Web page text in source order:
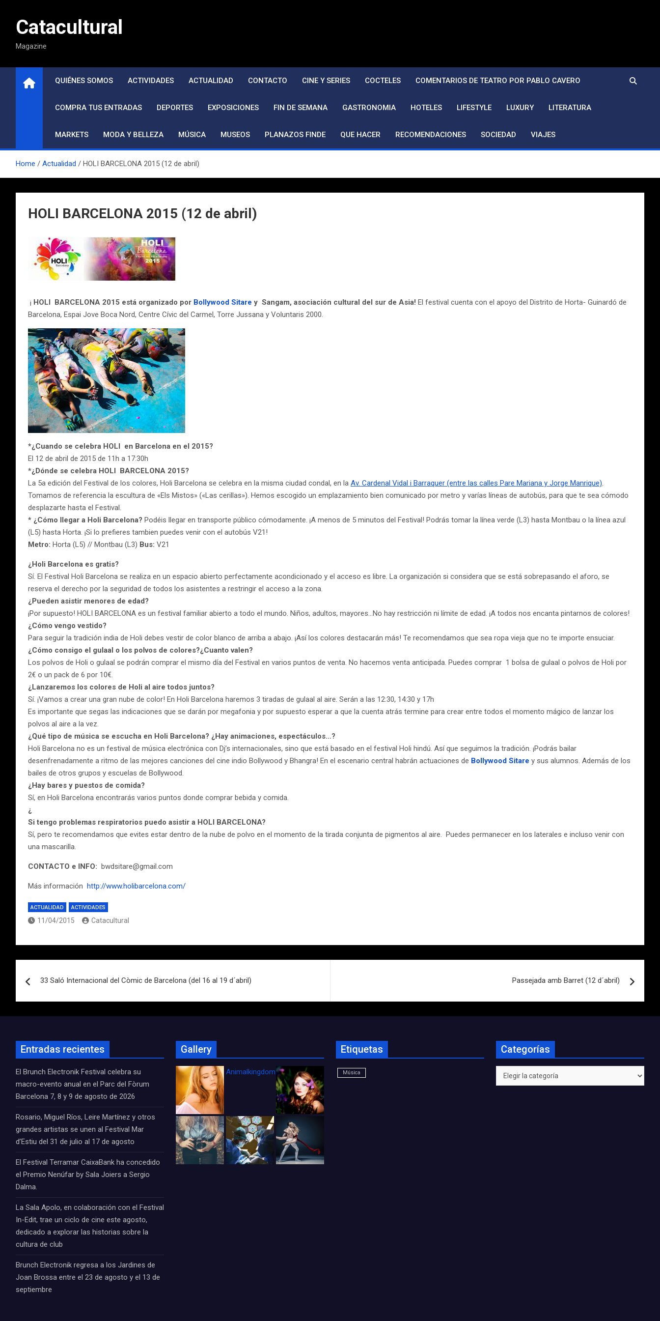
contenidoCatacultural
Magazine
QUIÉNES SOMOS ACTIVIDADES ACTUALIDAD CONTACTO CINE Y SERIES COCTELES COMENTARIOS DE TEATRO POR PABLO CAVERO
COMPRA TUS ENTRADAS DEPORTES EXPOSICIONES FIN DE SEMANA GASTRONOMIA HOTELES LIFESTYLE LUXURY LITERATURA
MARKETS MODA Y BELLEZA MÚSICA MUSEOS PLANAZOS FINDE QUE HACER RECOMENDACIONES SOCIEDAD VIAJES
Home Actualidad HOLI BARCELONA 2015 (12 de abril)
HOLI BARCELONA 2015 (12 de abril)
¡ HOLI BARCELONA 2015 está organizado por Bollywood Sitare y Sangam, asociación cultural del sur de Asia! El festival cuenta con el apoyo del Distrito de Horta- Guinardó de
Barcelona, Espai Jove Boca Nord, Centre Cívic del Carmel, Torre Jussana y Voluntaris 2000.
*¿Cuando se celebra HOLI en Barcelona en el 2015?
El 12 de abril de 2015 de 11h a 17:30h
*¿Dónde se celebra HOLI BARCELONA 2015?
La 5a edición del Festival de los colores, Holi Barcelona se celebra en la misma ciudad condal, en la Av. Cardenal Vidal i Barraquer (entre las calles Pare Mariana y Jorge Manrique).
Tomamos de referencia la escultura de «Els Mistos» («Las cerillas»). Hemos escogido un emplazamiento bien comunicado por metro y varías líneas de autobús, para que te sea cómodo
desplazarte hasta el Festival.
* ¿Cómo llegar a Holi Barcelona? Podéis llegar en transporte público cómodamente. ¡A menos de 5 minutos del Festival! Podrás tomar la línea verde (L3) hasta Montbau o la línea azul
(L5) hasta Horta. ¡Si lo prefieres tambien puedes venir con el autobús V21!
Metro: Horta (L5) // Montbau (L3) Bus: V21
¿Holi Barcelona es gratis?
Sí. El Festival Holi Barcelona se realiza en un espacio abierto perfectamente acondicionado y el acceso es libre. La organización si considera que se está sobrepasando el aforo, se
reserva el derecho por la seguridad de todos los asistentes a restringir el acceso a la zona.
¿Pueden asistir menores de edad?
¡Por supuesto! HOLI BARCELONA es un festival familiar abierto a todo el mundo. Niños, adultos, mayores…No hay restricción ni límite de edad. ¡A todos nos encanta pintarnos de colores!
¿Cómo vengo vestido?
Para seguir la tradición india de Holi debes vestir de color blanco de arriba a abajo. ¡Así los colores destacarán más! Te recomendamos que sea ropa vieja que no te importe ensuciar.
¿Cómo consigo el gulaal o los polvos de colores?¿Cuanto valen?
Los polvos de Holi o gulaal se podrán comprar el mismo día del Festival en varios puntos de venta. No hacemos venta anticipada. Puedes comprar 1 bolsa de gulaal o polvos de Holi por
2€ o un pack de 6 por 10€.
¿Lanzaremos los colores de Holi al aire todos juntos?
Sí. ¡Vamos a crear una gran nube de color! En Holi Barcelona haremos 3 tiradas de gulaal al aire. Serán a las 12:30, 14:30 y 17h
Es importante que segas las indicaciones que se darán por megafonia y por supuesto esperar a que la cuenta atrás termine para crear entre todos el momento mágico de lanzar los
polvos al aire a la vez.
¿Qué tipo de música se escucha en Holi Barcelona? ¿Hay animaciones, espectáculos…?
Holi Barcelona no es un festival de música electrónica con Dj’s internacionales, sino que está basado en el festival Holi hindú. Así que seguimos la tradición. ¡Podrás bailar
desenfrenadamente a ritmo de las mejores canciones del cine indio Bollywood y Bhangra! En el escenario central habrán actuaciones de Bollywood Sitare y sus alumnos. Además de los
bailes de otros grupos y escuelas de Bollywood.
¿Hay bares y puestos de comida?
Sí, en Holi Barcelona encontrarás varios puntos donde comprar bebida y comida.
¿
Si tengo problemas respiratorios puedo asistir a HOLI BARCELONA?
Sí, pero te recomendamos que evites estar dentro de la nube de polvo en el momento de la tirada conjunta de pigmentos al aire. Puedes permanecer en los laterales e incluso venir con
una mascarilla.
CONTACTO e INFO: bwdsitare@gmail.com
Más información http://www.holibarcelona.com/
ACTUALIDAD ACTIVIDADES
11/04/2015 Catacultural
de
33 Saló Internacional del Còmic de Barcelona (del 16 al 19 d´abril) Passejada amb Barret (12 d´abril)
Entradas recientes
El Brunch Electronik Festival celebra su
macro-evento anual en el Parc del Fòrum
Barcelona 7, 8 y 9 de agosto de 2026
Rosario, Miguel Ríos, Leire Martínez y otros
grandes artistas se unen al Festival Mar
d’Estiu del 31 de julio al 17 de agosto
El Festival Terramar CaixaBank ha concedido
el Premio Nenúfar by Sala Joiers a Sergio
Dalma.
La Sala Apolo, en colaboración con el Festival
In-Edit, trae un ciclo de cine este agosto,
dedicado a explorar las historias sobre la
cultura de club
Brunch Electronik regresa a los Jardines de
Joan Brossa entre el 23 de agosto y el 13 de
septiembre
Gallery
Animalkingdom_FichaCine
Etiquetas
Música
Categorías
Categorías